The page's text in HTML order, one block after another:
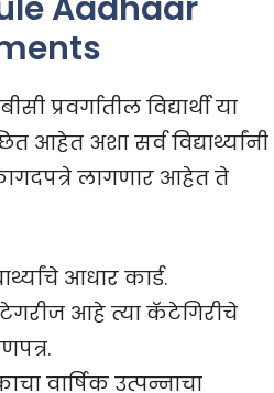
Aadhaar
प्रवर्गातील विद्यार्थी या
आहेत अशा सर्व विद्यार्थ्यांनी
लागणार आहेत ते
आधार कार्ड.
कॅटेगरीज आहे त्या कॅटेगिरीचे
वार्षिक उत्पन्नाचा